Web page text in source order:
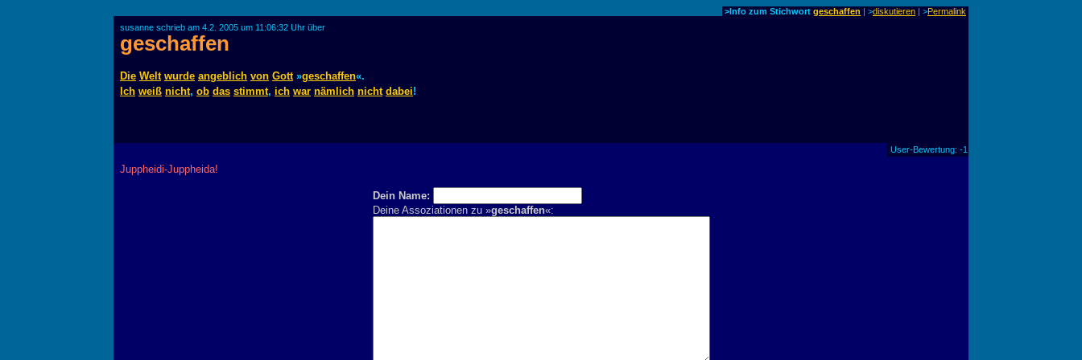
>Info zum Stichwort geschaffen | >diskutieren | >Permalink
susanne schrieb am 4.2. 2005 um 11:06:32 Uhr über
geschaffen
Die Welt wurde angeblich von Gott»geschaffen«.
Ich weiß nicht, ob das stimmt, ich war nämlich nicht dabei!
User-Bewertung: -1
Juppheidi-Juppheida!
Dein Name:
Deine Assoziationen zu »geschaffen«: